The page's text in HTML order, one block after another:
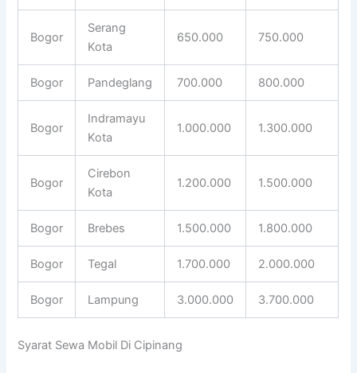
Bogor
Serang
Kota
650.000 750.000
Bogor Pandeglang 700.000 800.000
Bogor
Indramayu
Kota
1.000.000 1.300.000
Bogor
Cirebon
Kota
1.200.000 1.500.000
Bogor Brebes 1.500.000 1.800.000
Bogor Tegal 1.700.000 2.000.000
Bogor Lampung 3.000.000 3.700.000
Syarat Sewa Mobil Di Cipinang